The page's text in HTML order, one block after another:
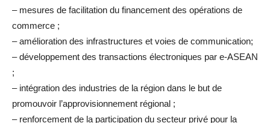
– mesures de facilitation du financement des opérations de
commerce ;
– amélioration des infrastructures et voies de communication;
– développement des transactions électroniques par e-ASEAN
;
– intégration des industries de la région dans le but de
promouvoir l’approvisionnement régional ;
– renforcement de la participation du secteur privé pour la